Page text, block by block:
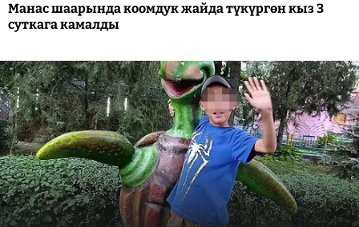
Манас шаарында коомдук жайда түкүргөн кыз 3
суткага камалды